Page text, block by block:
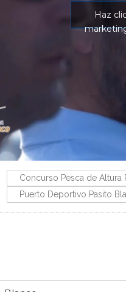
Haz
Concurso Pesca de Altura
Puerto Deportivo Pasito